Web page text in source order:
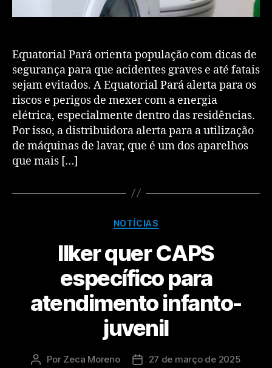
Equatorial Pará orienta população com dicas de
segurança para que acidentes graves e até fatais
sejam evitados. A Equatorial Pará alerta para os
riscos e perigos de mexer com a energia
elétrica, especialmente dentro das residências.
Por isso, a distribuidora alerta para a utilização
de máquinas de lavar, que é um dos aparelhos
que mais […]
NOTÍCIAS
Ilker quer CAPS
específico para
atendimento infanto-
juvenil
Por Zeca Moreno 27 de março de 2025